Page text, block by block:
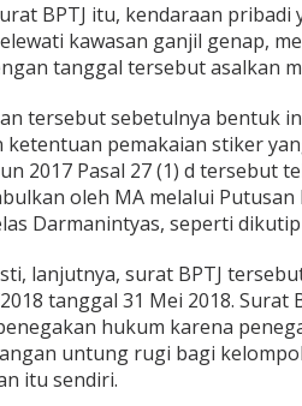
BPTJ itu, kendaraan
kawasan ganjil genap,
tanggal tersebut asalkan
tersebut sebetulnya bentuk
ketentuan pemakaian stiker
2017 Pasal 27 (1) d tersebut
oleh MA melalui
Darmanintyas, seperti
lanjutnya, surat BPTJ
tanggal 31 Mei 2018. Surat
hukum karena
untung rugi bagi
itu sendiri.